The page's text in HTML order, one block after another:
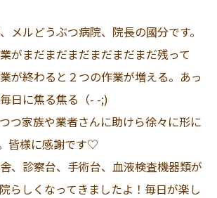
メルどうぶつ病院、院長の國分です。
がまだまだまだまだまだまだ残って
が終わると２つの作業が増える。あっ
日に焦る焦る（- -;)
つ家族や業者さんに助けら徐々に形に
皆様に感謝です♡
、診察台、手術台、血液検査機器類が
らしくなってきましたよ！毎日が楽し